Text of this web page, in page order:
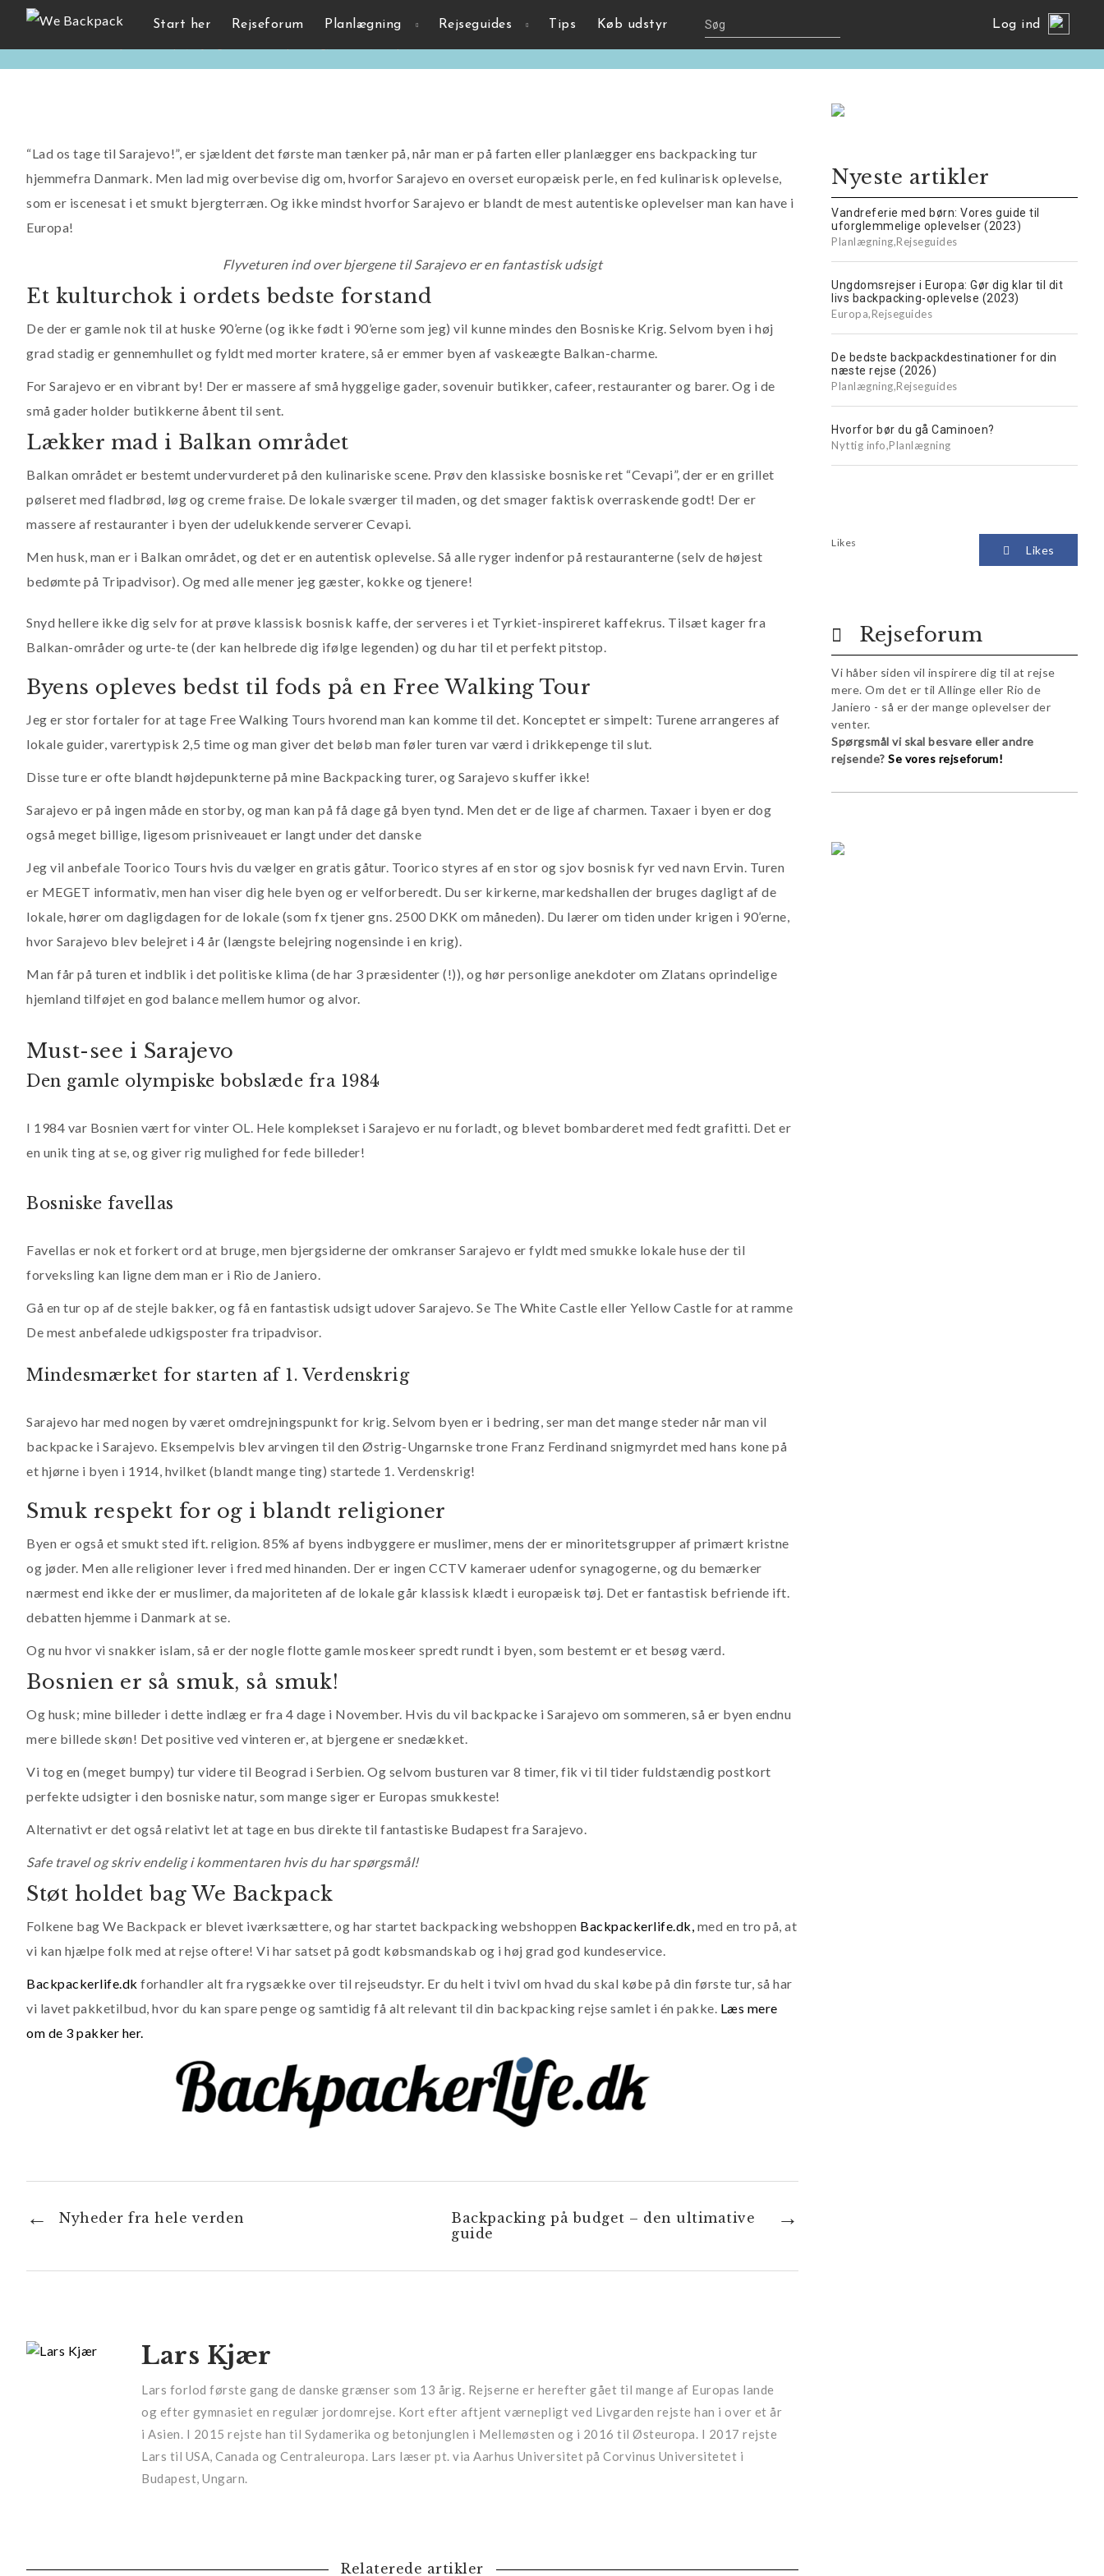
Start her Rejseforum Planlægning Rejseguides Tips Køb udstyr Log ind
Backpacking i Sarajevo, Bosnien & Hercegovina 0
shares
“Lad os tage til Sarajevo!”, er sjældent det første man tænker på, når man er på farten eller planlægger ens backpacking tur
hjemmefra Danmark. Men lad mig overbevise dig om, hvorfor Sarajevo en overset europæisk perle, en fed kulinarisk oplevelse,
som er iscenesat i et smukt bjergterræn. Og ikke mindst hvorfor Sarajevo er blandt de mest autentiske oplevelser man kan have i
Europa!
Flyveturen ind over bjergene til Sarajevo er en fantastisk udsigt
Et kulturchok i ordets bedste forstand
De der er gamle nok til at huske 90’erne (og ikke født i 90’erne som jeg) vil kunne mindes den Bosniske Krig. Selvom byen i høj
grad stadig er gennemhullet og fyldt med morter kratere, så er emmer byen af vaskeægte Balkan-charme.
For Sarajevo er en vibrant by! Der er massere af små hyggelige gader, sovenuir butikker, cafeer, restauranter og barer. Og i de
små gader holder butikkerne åbent til sent.
Lækker mad i Balkan området
Balkan området er bestemt undervurderet på den kulinariske scene. Prøv den klassiske bosniske ret “Cevapi”, der er en grillet
pølseret med fladbrød, løg og creme fraise. De lokale sværger til maden, og det smager faktisk overraskende godt! Der er
massere af restauranter i byen der udelukkende serverer Cevapi.
Men husk, man er i Balkan området, og det er en autentisk oplevelse. Så alle ryger indenfor på restauranterne (selv de højest
bedømte på Tripadvisor). Og med alle mener jeg gæster, kokke og tjenere!
Snyd hellere ikke dig selv for at prøve klassisk bosnisk kaffe, der serveres i et Tyrkiet-inspireret kaffekrus. Tilsæt kager fra
Balkan-områder og urte-te (der kan helbrede dig ifølge legenden) og du har til et perfekt pitstop.
Byens opleves bedst til fods på en Free Walking Tour
Jeg er stor fortaler for at tage Free Walking Tours hvorend man kan komme til det. Konceptet er simpelt: Turene arrangeres af
lokale guider, varertypisk 2,5 time og man giver det beløb man føler turen var værd i drikkepenge til slut.
Disse ture er ofte blandt højdepunkterne på mine Backpacking turer, og Sarajevo skuffer ikke!
Sarajevo er på ingen måde en storby, og man kan på få dage gå byen tynd. Men det er de lige af charmen. Taxaer i byen er dog
også meget billige, ligesom prisniveauet er langt under det danske
Jeg vil anbefale Toorico Tours hvis du vælger en gratis gåtur. Toorico styres af en stor og sjov bosnisk fyr ved navn Ervin. Turen
er MEGET informativ, men han viser dig hele byen og er velforberedt. Du ser kirkerne, markedshallen der bruges dagligt af de
lokale, hører om dagligdagen for de lokale (som fx tjener gns. 2500 DKK om måneden). Du lærer om tiden under krigen i 90’erne,
hvor Sarajevo blev belejret i 4 år (længste belejring nogensinde i en krig).
Man får på turen et indblik i det politiske klima (de har 3 præsidenter (!)), og hør personlige anekdoter om Zlatans oprindelige
hjemland tilføjet en god balance mellem humor og alvor.
Must-see i Sarajevo
Den gamle olympiske bobslæde fra 1984
I 1984 var Bosnien vært for vinter OL. Hele komplekset i Sarajevo er nu forladt, og blevet bombarderet med fedt grafitti. Det er
en unik ting at se, og giver rig mulighed for fede billeder!
Bosniske favellas
Favellas er nok et forkert ord at bruge, men bjergsiderne der omkranser Sarajevo er fyldt med smukke lokale huse der til
forveksling kan ligne dem man er i Rio de Janiero.
Gå en tur op af de stejle bakker, og få en fantastisk udsigt udover Sarajevo. Se The White Castle eller Yellow Castle for at ramme
De mest anbefalede udkigsposter fra tripadvisor.
Mindesmærket for starten af 1. Verdenskrig
Sarajevo har med nogen by været omdrejningspunkt for krig. Selvom byen er i bedring, ser man det mange steder når man vil
backpacke i Sarajevo. Eksempelvis blev arvingen til den Østrig-Ungarnske trone Franz Ferdinand snigmyrdet med hans kone på
et hjørne i byen i 1914, hvilket (blandt mange ting) startede 1. Verdenskrig!
Smuk respekt for og i blandt religioner
Byen er også et smukt sted ift. religion. 85% af byens indbyggere er muslimer, mens der er minoritetsgrupper af primært kristne
og jøder. Men alle religioner lever i fred med hinanden. Der er ingen CCTV kameraer udenfor synagogerne, og du bemærker
nærmest end ikke der er muslimer, da majoriteten af de lokale går klassisk klædt i europæisk tøj. Det er fantastisk befriende ift.
debatten hjemme i Danmark at se.
Og nu hvor vi snakker islam, så er der nogle flotte gamle moskeer spredt rundt i byen, som bestemt er et besøg værd.
Bosnien er så smuk, så smuk!
Og husk; mine billeder i dette indlæg er fra 4 dage i November. Hvis du vil backpacke i Sarajevo om sommeren, så er byen endnu
mere billede skøn! Det positive ved vinteren er, at bjergene er snedækket.
Vi tog en (meget bumpy) tur videre til Beograd i Serbien. Og selvom busturen var 8 timer, fik vi til tider fuldstændig postkort
perfekte udsigter i den bosniske natur, som mange siger er Europas smukkeste!
Alternativt er det også relativt let at tage en bus direkte til fantastiske Budapest fra Sarajevo.
Safe travel og skriv endelig i kommentaren hvis du har spørgsmål!
Støt holdet bag We Backpack
Folkene bag We Backpack er blevet iværksættere, og har startet backpacking webshoppen Backpackerlife.dk, med en tro på, at
vi kan hjælpe folk med at rejse oftere! Vi har satset på godt købsmandskab og i høj grad god kundeservice.
Backpackerlife.dk forhandler alt fra rygsække over til rejseudstyr. Er du helt i tvivl om hvad du skal købe på din første tur, så har
vi lavet pakketilbud, hvor du kan spare penge og samtidig få alt relevant til din backpacking rejse samlet i én pakke. Læs mere
om de 3 pakker her.
Nyheder fra hele verden
Backpacking på budget – den ultimative
guide
Lars Kjær
Lars forlod første gang de danske grænser som 13 årig. Rejserne er herefter gået til mange af Europas lande
og efter gymnasiet en regulær jordomrejse. Kort efter aftjent værnepligt ved Livgarden rejste han i over et år
i Asien. I 2015 rejste han til Sydamerika og betonjunglen i Mellemøsten og i 2016 til Østeuropa. I 2017 rejste
Lars til USA, Canada og Centraleuropa. Lars læser pt. via Aarhus Universitet på Corvinus Universitetet i
Budapest, Ungarn.
Relaterede artikler
Nyeste artikler
Vandreferie med børn: Vores guide til
uforglemmelige oplevelser (2023)
Planlægning,Rejseguides
Ungdomsrejser i Europa: Gør dig klar til dit
livs backpacking-oplevelse (2023)
Europa,Rejseguides
De bedste backpackdestinationer for din
næste rejse (2026)
Planlægning,Rejseguides
Hvorfor bør du gå Caminoen?
Nyttig info,Planlægning
Likes
Likes
Rejseforum
Vi håber siden vil inspirere dig til at rejse
mere. Om det er til Allinge eller Rio de
Janiero - så er der mange oplevelser der
venter.
Spørgsmål vi skal besvare eller andre
rejsende? Se vores rejseforum!